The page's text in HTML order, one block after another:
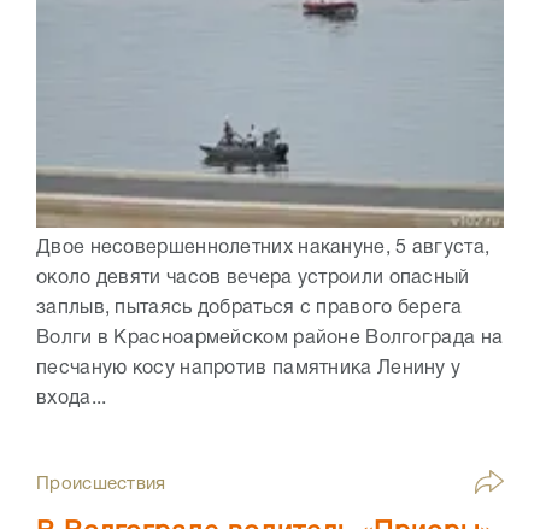
Двое несовершеннолетних накануне, 5 августа,
около девяти часов вечера устроили опасный
заплыв, пытаясь добраться с правого берега
Волги в Красноармейском районе Волгограда на
песчаную косу напротив памятника Ленину у
входа...
Происшествия